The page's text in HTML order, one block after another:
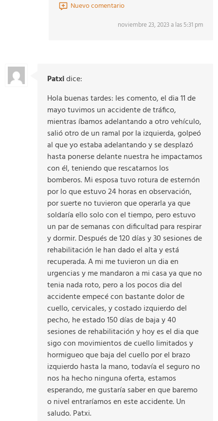
Nuevo comentario
noviembre 23, 2023 a las 5:31 pm
Patxidice:
Hola buenas tardes: les comento, el dia 11 de
mayo tuvimos un accidente de tráfico,
mientras íbamos adelantando a otro vehículo,
salió otro de un ramal por la izquierda, golpeó
al que yo estaba adelantando y se desplazó
hasta ponerse delante nuestra he impactamos
con él, teniendo que rescatarnos los
bomberos. Mi esposa tuvo rotura de esternón
por lo que estuvo 24 horas en observación,
por suerte no tuvieron que operarla ya que
soldaría ello solo con el tiempo, pero estuvo
un par de semanas con dificultad para respirar
y dormir. Después de 120 días y 30 sesiones de
rehabilitación le han dado el alta y está
recuperada. A mi me tuvieron un dia en
urgencias y me mandaron a mi casa ya que no
tenia nada roto, pero a los pocos dia del
accidente empecé con bastante dolor de
cuello, cervicales, y costado izquierdo del
pecho, he estado 150 días de baja y 40
sesiones de rehabilitación y hoy es el dia que
sigo con movimientos de cuello limitados y
hormigueo que baja del cuello por el brazo
izquierdo hasta la mano, todavía el seguro no
nos ha hecho ninguna oferta, estamos
esperando, me gustaría saber en que baremo
o nivel entraríamos en este accidente. Un
saludo. Patxi.